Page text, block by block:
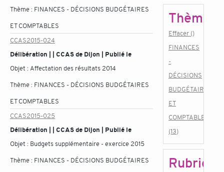
Thème : FINANCES - DÉCISIONS BUDGÉTAIRES
ET COMPTABLES
CCAS2015-024
Délibération | | CCAS de Dijon | Publié le
Objet : Affectation des résultats 2014
Thème : FINANCES - DÉCISIONS BUDGÉTAIRES
ET COMPTABLES
CCAS2015-025
Délibération | | CCAS de Dijon | Publié le
Objet : Budgets supplémentaire - exercice 2015
Thème : FINANCES - DÉCISIONS BUDGÉTAIRES
Thème
Effacer ()
FINANCES
-
DÉCISIONS
BUDGÉTAIRES
ET
COMPTABLES
(13)
Rubrique